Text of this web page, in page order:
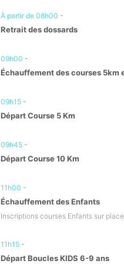
À partir de 08h00 -
Retrait des dossards
09h00 -
Échauffement des courses 5km
09h15 -
Départ Course 5 Km
09h45 -
Départ Course 10 Km
11h00 -
Échauffement des Enfants
Inscriptions courses Enfants sur place
11h15 -
Départ Boucles KIDS 6-9 ans